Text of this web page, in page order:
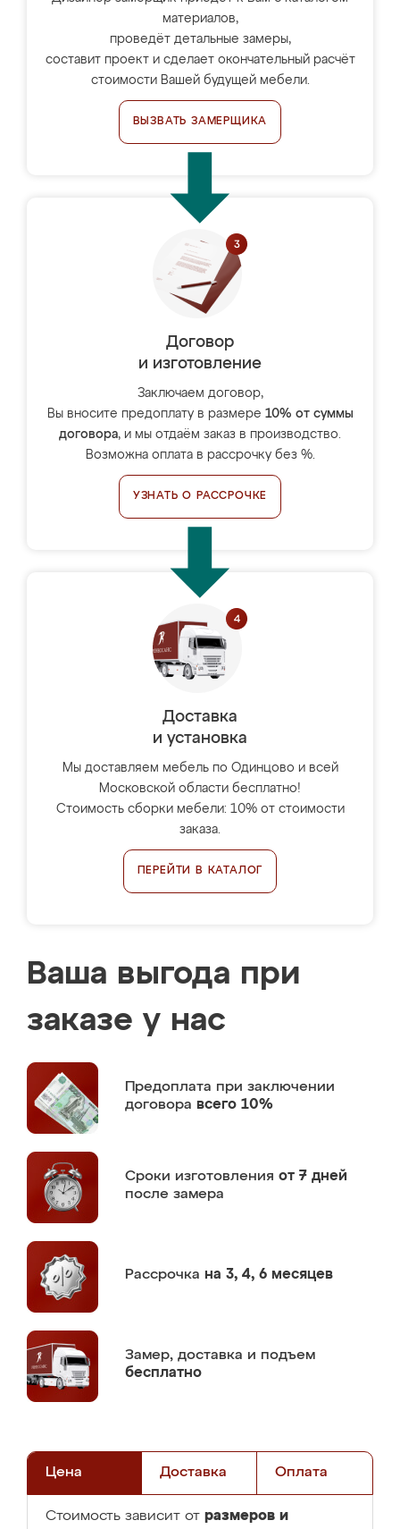
материалов,
проведёт детальные замеры,
составит проект и сделает окончательный расчёт
стоимости Вашей будущей мебели.
ВЫЗВАТЬ ЗАМЕРЩИКА
Договор
и изготовление
Заключаем договор,
Вы вносите предоплату в размере 10% от суммы
договора, и мы отдаём заказ в производство.
Возможна оплата в рассрочку без %.
УЗНАТЬ О РАССРОЧКЕ
Доставка
и установка
Мы доставляем мебель по Одинцово и всей
Московской области бесплатно!
Стоимость сборки мебели: 10% от стоимости
заказа.
ПЕРЕЙТИ В КАТАЛОГ
Ваша выгода при
заказе у нас
Предоплата при заключении
договора всего 10%
Сроки изготовления от 7 дней
после замера
Рассрочка на 3, 4, 6 месяцев
Замер, доставка и подъем
бесплатно
Цена Доставка Оплата
Стоимость зависит от размеров и